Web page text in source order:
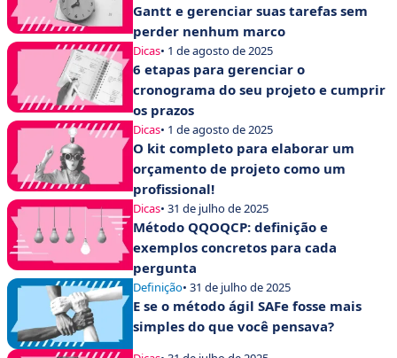
Gantt e gerenciar suas tarefas sem
perder nenhum marco
Dicas• 1 de agosto de 2025
6 etapas para gerenciar o
cronograma do seu projeto e cumprir
os prazos
Dicas• 1 de agosto de 2025
O kit completo para elaborar um
orçamento de projeto como um
profissional!
Dicas• 31 de julho de 2025
Método QQOQCP: definição e
exemplos concretos para cada
pergunta
Definição• 31 de julho de 2025
E se o método ágil SAFe fosse mais
simples do que você pensava?